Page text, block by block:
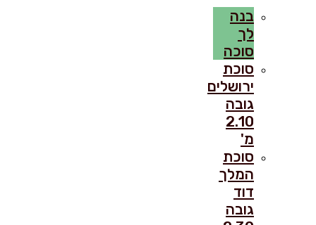
בנה
לך
סוכה
סוכת
ירושלים
גובה
2.10
מ'
סוכת
המלך
דוד
גובה